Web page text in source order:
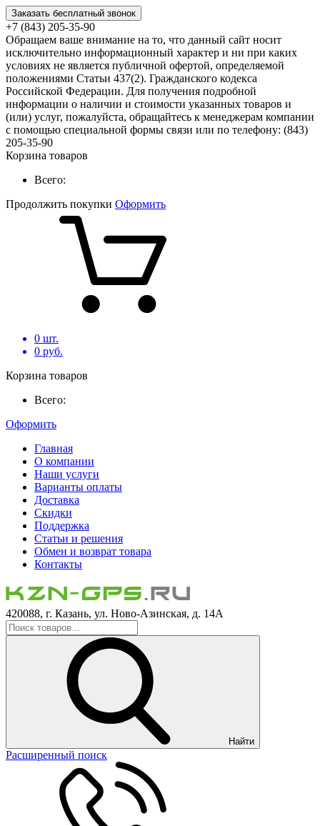
Заказать бесплатный звонок
+7 (843) 205-35-90
Обращаем ваше внимание на то, что данный сайт носит
исключительно информационный характер и ни при каких
условиях не является публичной офертой, определяемой
положениями Статьи 437(2). Гражданского кодекса
Российской Федерации. Для получения подробной
информации о наличии и стоимости указанных товаров и
(или) услуг, пожалуйста, обращайтесь к менеджерам компании
с помощью специальной формы связи или по телефону: (843)
205-35-90
Корзина товаров
Всего:
Продолжить покупки Оформить
0 шт.
0 руб.
Корзина товаров
Всего:
Оформить
Главная
О компании
Наши услуги
Варианты оплаты
Доставка
Скидки
Поддержка
Статьи и решения
Обмен и возврат товара
Контакты
420088, г. Казань, ул. Ново-Азинская, д. 14А
Найти
Расширенный поиск